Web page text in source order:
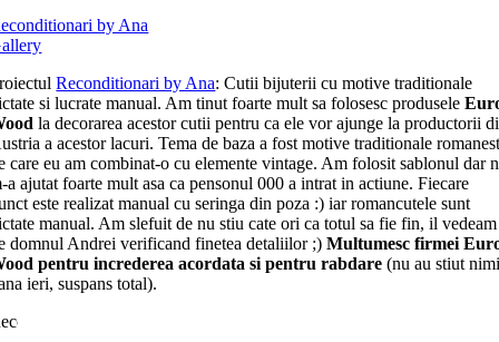
by Ana
Reconditionari by Ana: Cutii bijuterii cu motive traditionale
si lucrate manual. Am tinut foarte mult sa folosesc produsele
la decorarea acestor cutii pentru ca ele vor ajunge la productorii
a acestor lacuri. Tema de baza a fost motive traditionale
care eu am combinat-o cu elemente vintage. Am folosit sablonul dar
a ajutat foarte mult asa ca pensonul 000 a intrat in actiune. Fiecare
este realizat manual cu seringa din poza :) iar romancutele sunt
manual. Am slefuit de nu stiu cate ori ca totul sa fie fin, il vedeam
domnul Andrei verificand finetea detaliilor ;)Multumesc firmei
pentru increderea acordata si pentru rabdare (nu au stiut
ieri, suspans total).
by Ana